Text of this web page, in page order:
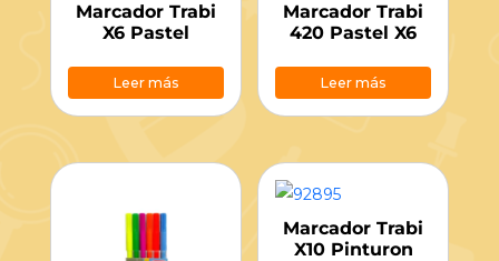
Marcador Trabi
X6 Pastel
Leer más
Marcador Trabi
420 Pastel X6
Leer más
Marcador Trabi
X10 Pinturon